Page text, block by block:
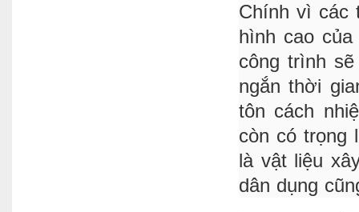
Chính vì các
hình cao
công trình
ngắn thời
tôn cách
còn có trọng
là vật liệu
dân dụng